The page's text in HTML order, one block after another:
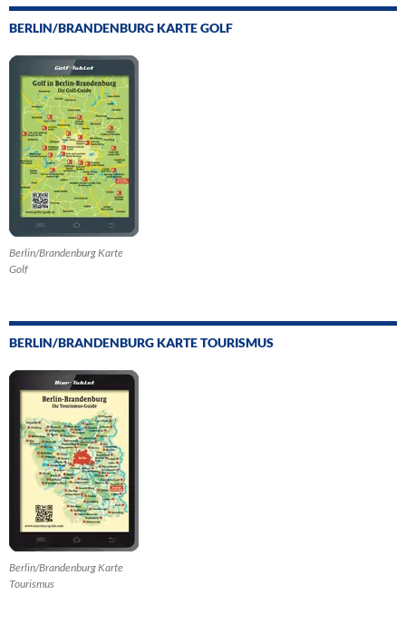
BERLIN/BRANDENBURG KARTE GOLF
Berlin/Brandenburg Karte
Golf
BERLIN/BRANDENBURG KARTE TOURISMUS
Berlin/Brandenburg Karte
Tourismus